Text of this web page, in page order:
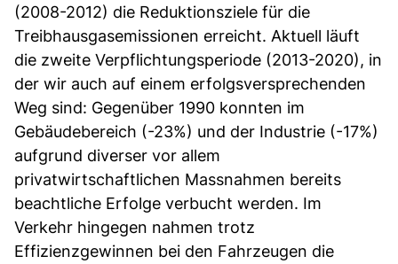
(2008-2012) die Reduktionsziele für die
Treibhausgasemissionen erreicht. Aktuell läuft
die zweite Verpflichtungsperiode (2013-2020), in
der wir auch auf einem erfolgsversprechenden
Weg sind: Gegenüber 1990 konnten im
Gebäudebereich (-23%) und der Industrie (-17%)
aufgrund diverser vor allem
privatwirtschaftlichen Massnahmen bereits
beachtliche Erfolge verbucht werden. Im
Verkehr hingegen nahmen trotz
Effizienzgewinnen bei den Fahrzeugen die